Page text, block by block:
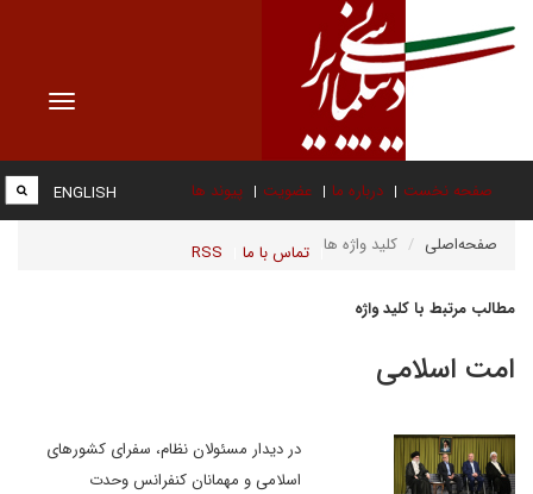
Toggle
صفحه نخست درباره ما عضویت پیوند ها
تماس با ما RSS
ENGLISH
صفحه‌اصلی کلید واژه ها
مطالب مرتبط با کلید واژه
امت اسلامی
در دیدار مسئولان نظام، سفرای کشورهای
اسلامی و مهمانان کنفرانس وحدت